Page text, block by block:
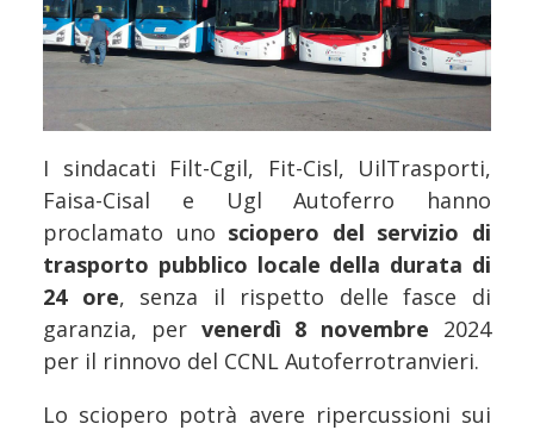
I sindacati Filt-Cgil, Fit-Cisl, UilTrasporti,
Faisa-Cisal e Ugl Autoferro hanno
proclamato uno sciopero del servizio di
trasporto pubblico locale della durata di
24 ore, senza il rispetto delle fasce di
garanzia, per venerdì 8 novembre 2024
per il rinnovo del CCNL Autoferrotranvieri.
Lo sciopero potrà avere ripercussioni sui